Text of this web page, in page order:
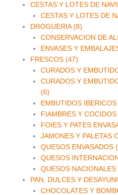
CESTAS Y LOTES DE
CESTAS Y LOTES DE
DROGUERIA (8)
CONSERVACION DE
ENVASES Y
FRESCOS (47)
CURADOS Y
CURADOS Y
(6)
EMBUTIDOS IBERICOS
FIAMBRES Y
FOIES Y PATES
JAMONES Y PALETAS
QUESOS ENVASADOS
QUESOS
QUESOS NACIONALES
PAN, DULCES Y
CHOCOLATES Y